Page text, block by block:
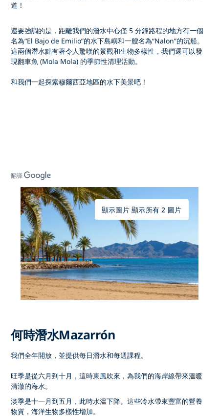
道！
還要強調的是，距離我們的潛水中心僅 5 分鐘路程的地方有一個
名為“El Bajo de Emilio”的水下島嶼和一艘名為“Nalon”的沉船。
這兩個潛水點有著令人驚嘆的景觀和生物多樣性，我們還可以發
現翻車魚 (Mola Mola) 的季節性清理活動。
和我們一起探索穆爾西亞地區的水下美景吧！
翻譯
顯示圖片 顯示所有 2 圖片
何時潛水Mazarrón
我們全年開放，並提供每日潛水和每週課程。
旺季是從六月到十月，這時東風吹來，為我們的海岸線帶來溫暖
清澈的海水。
淡季是十一月到五月，此時水溫下降。這些冷水帶來豐富的營養
物質，海洋生物多樣性增加。